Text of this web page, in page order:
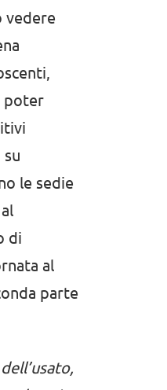
vedere
poter
le sedie
di
al
parte